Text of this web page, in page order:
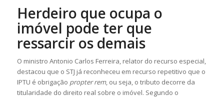
Herdeiro que ocupa o
imóvel pode ter que
ressarcir os demais
O ministro Antonio Carlos Ferreira, relator do recurso especial,
destacou que o STJ já reconheceu em recurso repetitivo que o
IPTU é obrigação propter rem, ou seja, o tributo decorre da
titularidade do direito real sobre o imóvel. Segundo o